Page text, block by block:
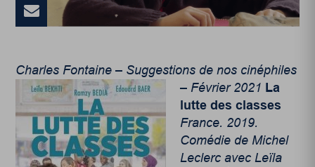
Charles Fontaine – Suggestions de nos cinéphiles
– Février 2021 La
lutte des classes
France. 2019.
Comédie de Michel
Leclerc avec Leïla